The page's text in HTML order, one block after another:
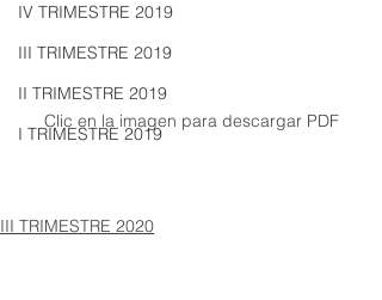
IV TRIMESTRE 2019
III TRIMESTRE 2019
II TRIMESTRE 2019
I TRIMESTRE 2019
Clic en la imagen para descargar PDF
III TRIMESTRE 2020